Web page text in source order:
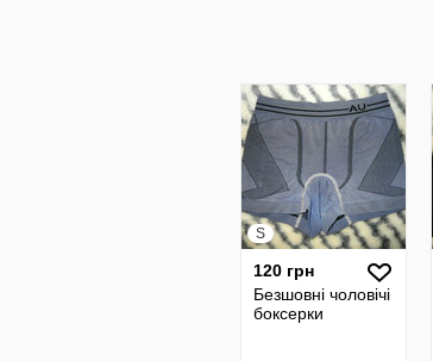
S
120 грн
Безшовні чоловічі
боксерки